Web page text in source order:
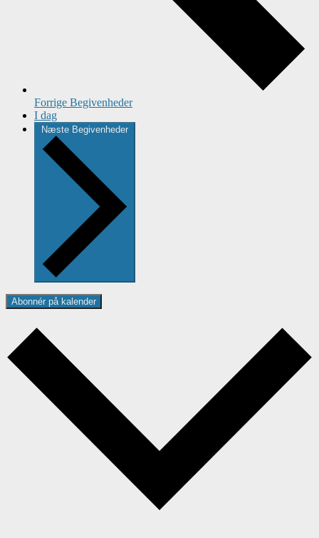
Forrige Begivenheder
I dag
Næste Begivenheder
Abonnér på kalender